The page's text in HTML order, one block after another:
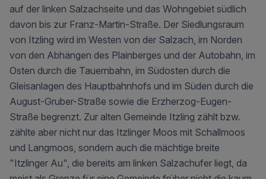
auf der linken Salzachseite und das Wohngebiet südlich
davon bis zur Franz-Martin-Straße. Der Siedlungsraum
von Itzling wird im Westen von der Salzach, im Norden
von den Abhängen des Plainberges und der Autobahn, im
Osten durch die Tauernbahn, im Südosten durch die
Gleisanlagen des Hauptbahnhofs und im Süden durch die
August-Gruber-Straße sowie die Erzherzog-Eugen-
Straße begrenzt. Zur alten Gemeinde Itzling zählt bzw.
zählte aber nicht nur das Itzlinger Moos mit Schallmoos
und Langmoos, sondern auch die mächtige breite
"Itzlinger Au", die bereits am linken Salzachufer liegt, da